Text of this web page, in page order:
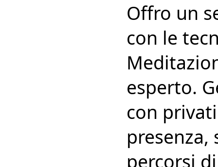
Offro un
con le
esperto.
con
presenza,
percorsi